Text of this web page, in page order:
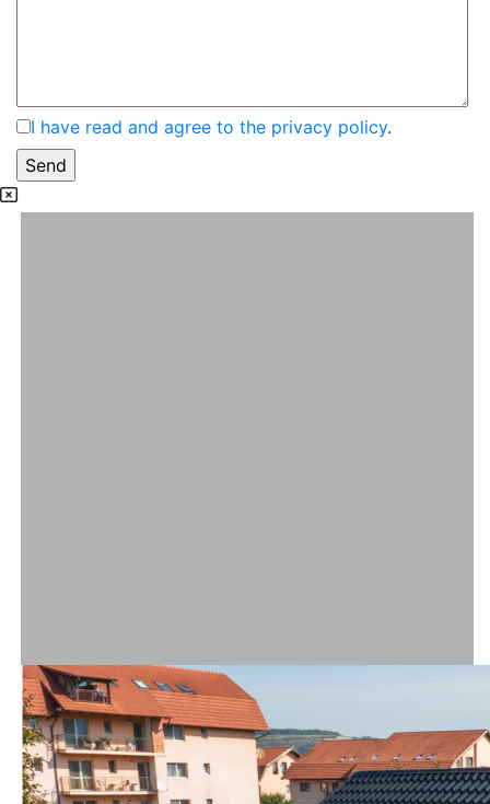
I have read and agree to the privacy policy.